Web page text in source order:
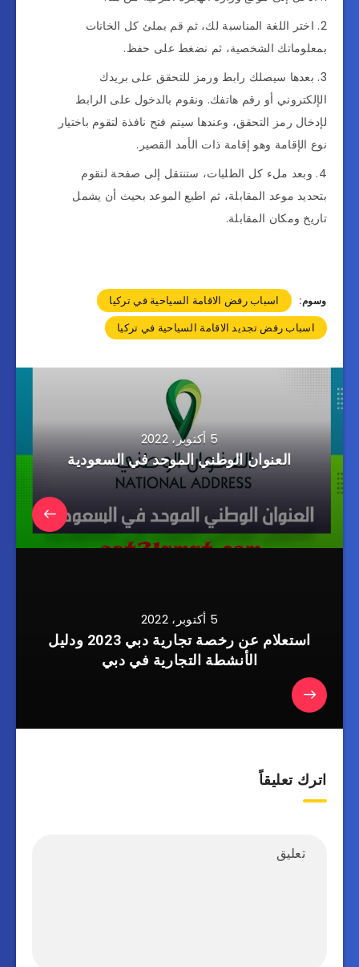
اختر اللغة المناسبة لك، ثم قم بملئ كل الخانات
بمعلوماتك الشخصية، ثم نضغط على حفظ.
بعدها سيصلك رابط ورمز للتحقق على بريدك
الإلكتروني أو رقم هاتفك. ونقوم بالدخول على الرابط
لإدخال رمز التحقق، وعندها سيتم فتح نافذة لتقوم باختيار
نوع الإقامة وهو إقامة ذات الأمد القصير.
وبعد ملء كل الطلبات، ستنتقل إلى صفحة لتقوم
بتحديد موعد المقابلة، ثم اطبع الموعد بحيث أن يشمل
تاريخ ومكان المقابلة.
وسوم:
اسباب رفض الاقامة السياحية في تركيا
اسباب رفض تجديد الاقامة السياحية في تركيا
5 أكتوبر، 2022
العنوان الوطني الموحد في السعودية
5 أكتوبر، 2022
استعلام عن رخصة تجارية دبي 2023 ودليل
الأنشطة التجارية في دبي
اترك تعليقاً